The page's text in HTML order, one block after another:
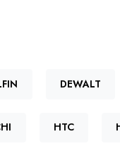
DEWALT
HTC